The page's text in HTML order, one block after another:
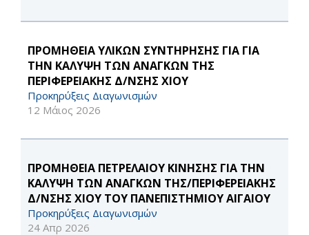
ΠΡΟΜΗΘΕΙΑ ΥΛΙΚΩΝ ΣΥΝΤΗΡΗΣΗΣ ΓΙΑ ΓΙΑ
ΤΗΝ ΚΑΛΥΨΗ ΤΩΝ ΑΝΑΓΚΩΝ ΤΗΣ
ΠΕΡΙΦΕΡΕΙΑΚΗΣ Δ/ΝΣΗΣ ΧΙΟΥ
Προκηρύξεις Διαγωνισμών
12 Μάιος 2026
ΠΡΟΜΗΘΕΙΑ ΠΕΤΡΕΛΑΙΟΥ ΚΙΝΗΣΗΣ ΓΙΑ ΤΗΝ
ΚΑΛΥΨΗ ΤΩΝ ΑΝΑΓΚΩΝ ΤΗΣ/ΠΕΡΙΦΕΡΕΙΑΚΗΣ
Δ/ΝΣΗΣ ΧΙΟΥ ΤΟΥ ΠΑΝΕΠΙΣΤΗΜΙΟΥ ΑΙΓΑΙΟΥ
Προκηρύξεις Διαγωνισμών
24 Απρ 2026